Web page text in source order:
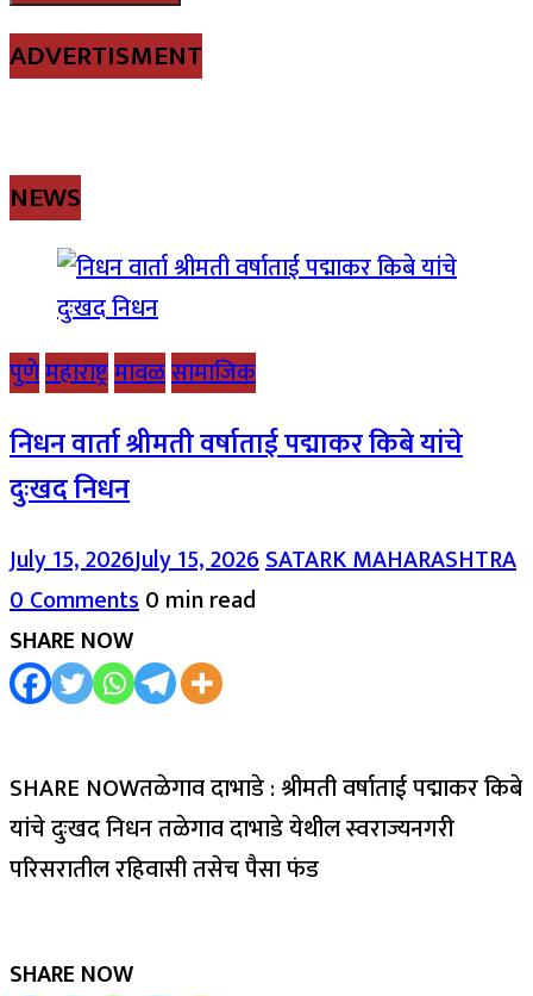
ADVERTISMENT
NEWS
पुणेमहाराष्ट्रमावळसामाजिक
निधन वार्ता श्रीमती वर्षाताई पद्माकर किबे यांचे
दुःखद निधन
July 15, 2026July 15, 2026SATARK MAHARASHTRA
0 Comments0 min read
SHARE NOW
SHARE NOWतळेगाव दाभाडे : श्रीमती वर्षाताई पद्माकर किबे
यांचे दुःखद निधन तळेगाव दाभाडे येथील स्वराज्यनगरी
परिसरातील रहिवासी तसेच पैसा फंड
SHARE NOW